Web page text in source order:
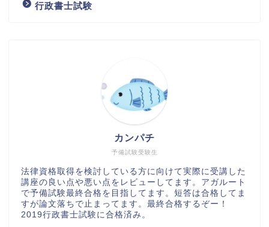
行政書士試験
予備試験受験生
カンパチ
法律資格取得を検討している方に向けて実際に受講した
講座の良い点や悪い点をレビューしてます。アガルート
で予備試験最終合格を目指してます。短答は合格してま
すが論文落ちで止まってます。最終合格するぞー！
2019行政書士試験に合格済み。